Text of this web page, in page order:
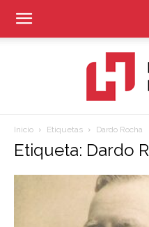
Inicio Etiquetas Dardo Rocha
Etiqueta: Dardo